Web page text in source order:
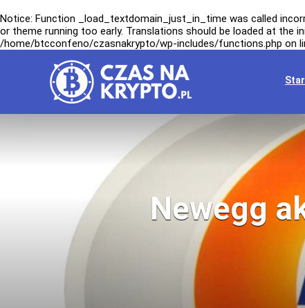
Notice: Function _load_textdomain_just_in_time was called
or theme running too early. Translations should be loaded at the
/home/btcconfeno/czasnakrypto/wp-includes/functions.php on
Newegg